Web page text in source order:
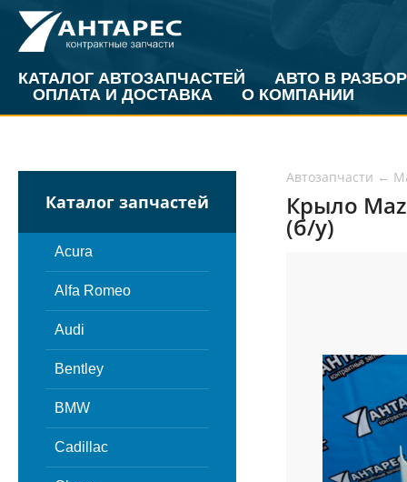
КАТАЛОГ АВТОЗАПЧАСТЕЙ
АВТО В РАЗБОР
ОПЛАТА И ДОСТАВКА
О КОМПАНИИ
Каталог запчастей
Acura
Alfa Romeo
Audi
Bentley
BMW
Cadillac
Автозапчасти ←
Крыло
(б/у)